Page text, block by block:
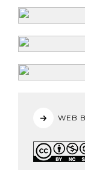
WEB